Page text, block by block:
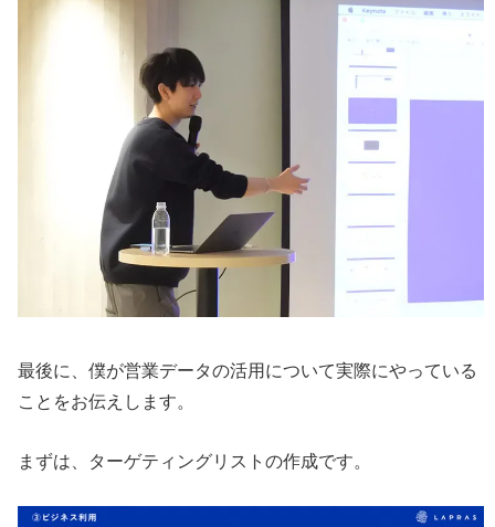
最後に、僕が営業データの活用について実際にやっている
ことをお伝えします。
まずは、ターゲティングリストの作成です。